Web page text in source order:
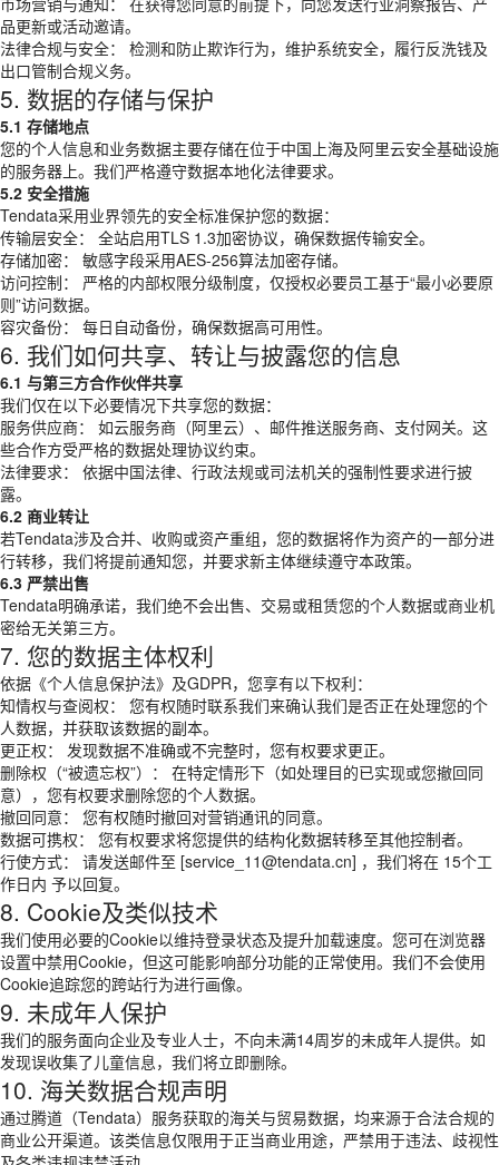
品更新或活动邀请。
法律合规与安全： 检测和防止欺诈行为，维护系统安全，履行反洗钱及
出口管制合规义务。
5. 数据的存储与保护
5.1 存储地点
您的个人信息和业务数据主要存储在位于中国上海及阿里云安全基础设施
的服务器上。我们严格遵守数据本地化法律要求。
5.2 安全措施
Tendata采用业界领先的安全标准保护您的数据：
传输层安全： 全站启用TLS 1.3加密协议，确保数据传输安全。
存储加密： 敏感字段采用AES-256算法加密存储。
访问控制： 严格的内部权限分级制度，仅授权必要员工基于“最小必要原
则”访问数据。
容灾备份： 每日自动备份，确保数据高可用性。
6. 我们如何共享、转让与披露您的信息
6.1 与第三方合作伙伴共享
我们仅在以下必要情况下共享您的数据：
服务供应商： 如云服务商（阿里云）、邮件推送服务商、支付网关。这
些合作方受严格的数据处理协议约束。
法律要求： 依据中国法律、行政法规或司法机关的强制性要求进行披
露。
6.2 商业转让
若Tendata涉及合并、收购或资产重组，您的数据将作为资产的一部分进
行转移，我们将提前通知您，并要求新主体继续遵守本政策。
6.3 严禁出售
Tendata明确承诺，我们绝不会出售、交易或租赁您的个人数据或商业机
密给无关第三方。
7. 您的数据主体权利
依据《个人信息保护法》及GDPR，您享有以下权利：
知情权与查阅权： 您有权随时联系我们来确认我们是否正在处理您的个
人数据，并获取该数据的副本。
更正权： 发现数据不准确或不完整时，您有权要求更正。
删除权（“被遗忘权”）： 在特定情形下（如处理目的已实现或您撤回同
意），您有权要求删除您的个人数据。
撤回同意： 您有权随时撤回对营销通讯的同意。
数据可携权： 您有权要求将您提供的结构化数据转移至其他控制者。
行使方式： 请发送邮件至 [service_11@tendata.cn] ，我们将在 15个工
作日内 予以回复。
8. Cookie及类似技术
我们使用必要的Cookie以维持登录状态及提升加载速度。您可在浏览器
设置中禁用Cookie，但这可能影响部分功能的正常使用。我们不会使用
Cookie追踪您的跨站行为进行画像。
9. 未成年人保护
我们的服务面向企业及专业人士，不向未满14周岁的未成年人提供。如
发现误收集了儿童信息，我们将立即删除。
10. 海关数据合规声明
通过腾道（Tendata）服务获取的海关与贸易数据，均来源于合法合规的
商业公开渠道。该类信息仅限用于正当商业用途，严禁用于违法、歧视性